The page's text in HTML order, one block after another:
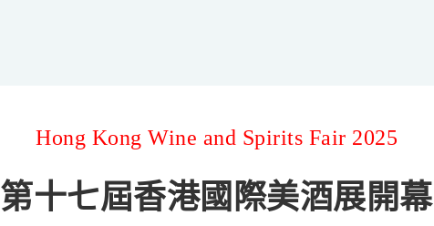
Hong Kong Wine and Spirits Fair 2025
第十七屆香港國際美酒展開幕